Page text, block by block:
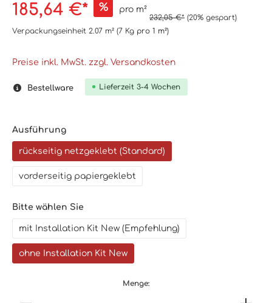
185,64 €* % pro m²
232,05 €* (20% gespart)
Verpackungseinheit 2.07 m² (7 Kg pro 1 m²)
Preise inkl. MwSt. zzgl. Versandkosten
Bestellware Lieferzeit 3-4 Wochen
Ausführung
rückseitig netzgeklebt (Standard)
vorderseitig papiergeklebt
Bitte wählen Sie
mit Installation Kit New (Empfehlung)
ohne Installation Kit New
Menge: